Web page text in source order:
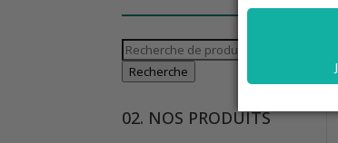
Recherche
pour :
Recherche
02. NOS PRODUITS